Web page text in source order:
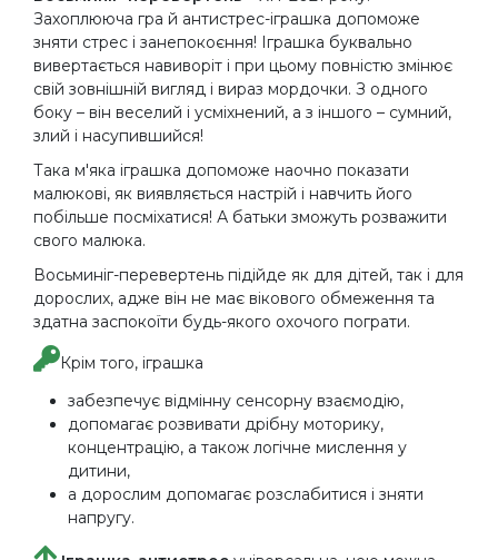
Захоплююча гра й антистрес-іграшка допоможе
зняти стрес і занепокоєння! Іграшка буквально
вивертається навиворіт і при цьому повністю змінює
свій зовнішній вигляд і вираз мордочки. З одного
боку – він веселий і усміхнений, а з іншого – сумний,
злий і насупившийся!
Така м'яка іграшка допоможе наочно показати
малюкові, як виявляється настрій і навчить його
побільше посміхатися! А батьки зможуть розважити
свого малюка.
Восьминіг-перевертень підійде як для дітей, так і для
дорослих, адже він не має вікового обмеження та
здатна заспокоїти будь-якого охочого пограти.
Крім того, іграшка
забезпечує відмінну сенсорну взаємодію,
допомагає розвивати дрібну моторику,
концентрацію, а також логічне мислення у
дитини,
а дорослим допомагає розслабитися і зняти
напругу.